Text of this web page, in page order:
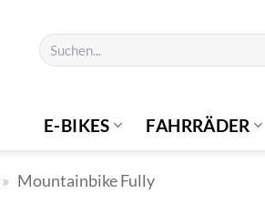
Suchen
nach:
E-BIKES FAHRRÄDER
» Mountainbike Fully